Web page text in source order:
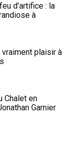
d’artifice : la
à
plaisir à
Chalet en
Garnier